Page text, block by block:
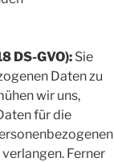
DS-GVO): Sie
Daten zu
wir uns,
für die
Ferner